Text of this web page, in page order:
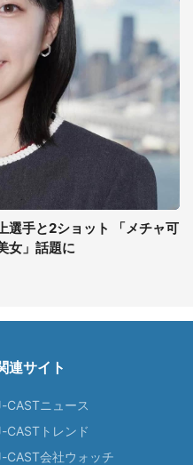
選手と2ショット 「メチャ可
女」話題に
連サイト
CASTニュース
CASTトレンド
CAST会社ウォッチ